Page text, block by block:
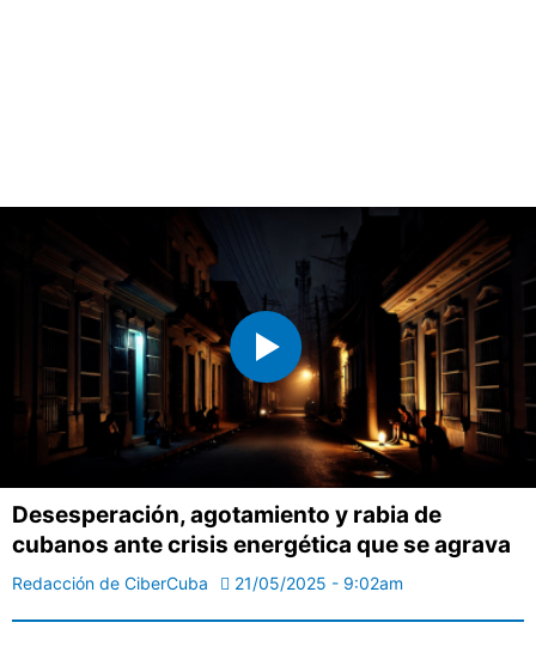
Desesperación, agotamiento y rabia de
cubanos ante crisis energética que se agrava
Redacción de CiberCuba 21/05/2025 - 9:02am